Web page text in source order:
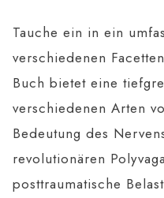
Tauche ein in ein
verschiedenen
Buch bietet eine
verschiedenen Arten
Bedeutung des
revolutionären
posttraumatische